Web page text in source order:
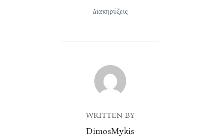
Διακηρύξεις
POST AUTHOR
WRITTEN BY
DimosMykis